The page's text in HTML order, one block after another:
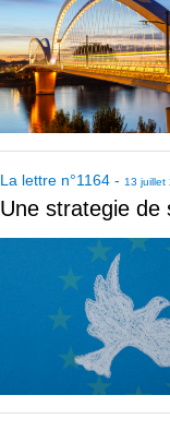
La lettre n°1164 -13 juillet
Une strategie de